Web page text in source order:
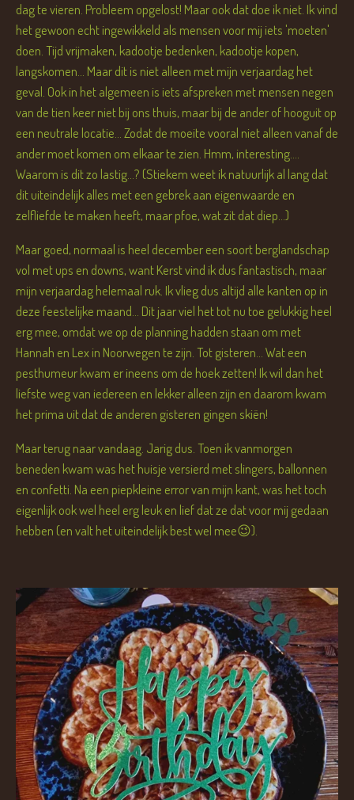
dag te vieren. Probleem opgelost! Maar ook dat doe ik niet. Ik vind
het gewoon echt ingewikkeld als mensen voor mij iets 'moeten'
doen. Tijd vrijmaken, kadootje bedenken, kadootje kopen,
langskomen... Maar dit is niet alleen met mijn verjaardag het
geval. Ook in het algemeen is iets afspreken met mensen negen
van de tien keer niet bij ons thuis, maar bij de ander of hooguit op
een neutrale locatie... Zodat de moeite vooral niet alleen vanaf de
ander moet komen om elkaar te zien. Hmm, interesting....
Waarom is dit zo lastig...? (Stiekem weet ik natuurlijk al lang dat
dit uiteindelijk alles met een gebrek aan eigenwaarde en
zelfliefde te maken heeft, maar pfoe, wat zit dat diep...)
Maar goed, normaal is heel december een soort berglandschap
vol met ups en downs, want Kerst vind ik dus fantastisch, maar
mijn verjaardag helemaal ruk. Ik vlieg dus altijd alle kanten op in
deze feestelijke maand... Dit jaar viel het tot nu toe gelukkig heel
erg mee, omdat we op de planning hadden staan om met
Hannah en Lex in Noorwegen te zijn. Tot gisteren... Wat een
pesthumeur kwam er ineens om de hoek zetten! Ik wil dan het
liefste weg van iedereen en lekker alleen zijn en daarom kwam
het prima uit dat de anderen gisteren gingen skiën!
Maar terug naar vandaag. Jarig dus. Toen ik vanmorgen
beneden kwam was het huisje versierd met slingers, ballonnen
en confetti. Na een piepkleine error van mijn kant, was het toch
eigenlijk ook wel heel erg leuk en lief dat ze dat voor mij gedaan
hebben (en valt het uiteindelijk best wel mee😉).